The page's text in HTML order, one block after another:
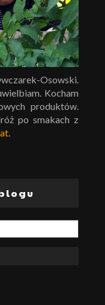
Osowski.
Kocham
produktów.
po smakach z